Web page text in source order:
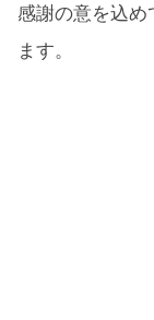
感謝の意を込め
ます。